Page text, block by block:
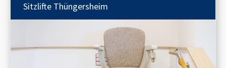
Sitzlifte Thüngersheim